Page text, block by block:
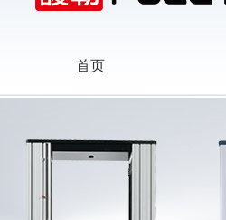
首页